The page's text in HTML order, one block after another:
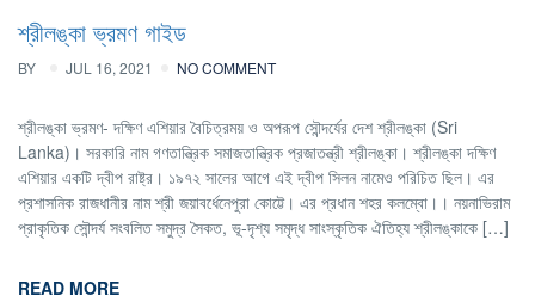
শ্রীলঙ্কা ভ্রমণ গাইড
BY JUL 16, 2021 NO COMMENT
শ্রীলঙ্কা ভ্রমণ- দক্ষিণ এশিয়ার বৈচিত্রময় ও অপরূপ সৌন্দর্যের দেশ শ্রীলঙ্কা (Sri
Lanka)। সরকারি নাম গণতান্ত্রিক সমাজতান্ত্রিক প্রজাতন্ত্রী শ্রীলঙ্কা। শ্রীলঙ্কা দক্ষিণ
এশিয়ার একটি দ্বীপ রাষ্ট্র। ১৯৭২ সালের আগে এই দ্বীপ সিলন নামেও পরিচিত ছিল। এর
প্রশাসনিক রাজধানীর নাম শ্রী জয়াবর্ধেনেপুরা কোট্টে। এর প্রধান শহর কলম্বো।। নয়নাভিরাম
প্রাকৃতিক সৌন্দর্য সংবলিত সমুদ্র সৈকত, ভূ-দৃশ্য সমৃদ্ধ সাংস্কৃতিক ঐতিহ্য শ্রীলঙ্কাকে […]
READ MORE